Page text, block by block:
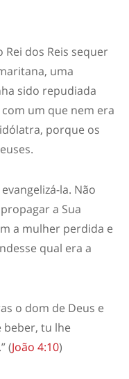
dos Reis sequer
uma
sido repudiada
um que nem era
porque os
la. Não
a Sua
a mulher perdida e
qual era a
o dom de Deus e
beber, tu lhe
(João 4:10)